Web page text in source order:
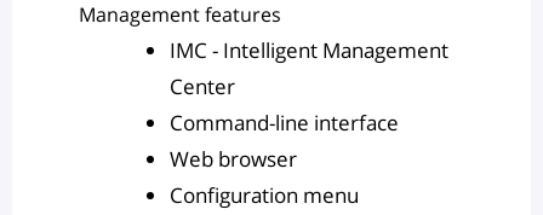
Management features
IMC - Intelligent Management
Center
Command-line interface
Web browser
Configuration menu